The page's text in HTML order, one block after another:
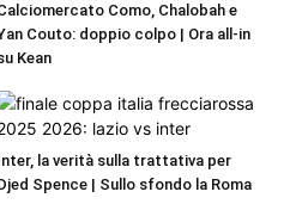
Como, Chalobah e
Couto: doppio colpo | Ora all-in
Kean
la verità sulla trattativa per
Spence | Sullo sfondo la Roma